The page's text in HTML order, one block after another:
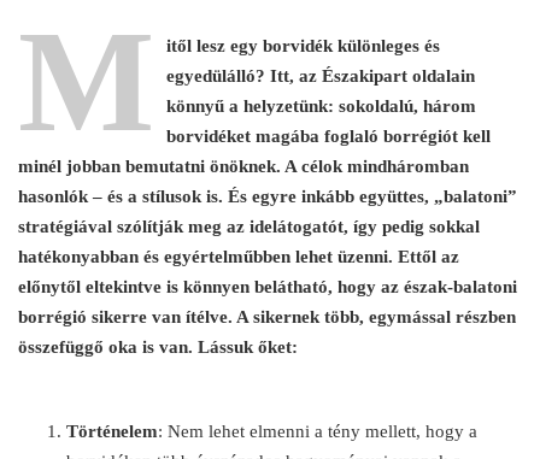
M
itől lesz egy borvidék különleges és
egyedülálló? Itt, az Északipart oldalain
könnyű a helyzetünk: sokoldalú, három
borvidéket magába foglaló borrégiót kell
minél jobban bemutatni önöknek. A célok mindháromban
hasonlók – és a stílusok is. És egyre inkább együttes, „balatoni”
stratégiával szólítják meg az idelátogatót, így pedig sokkal
hatékonyabban és egyértelműbben lehet üzenni. Ettől az
előnytől eltekintve is könnyen belátható, hogy az észak-balatoni
borrégió sikerre van ítélve. A sikernek több, egymással részben
összefüggő oka is van. Lássuk őket:
Történelem: Nem lehet elmenni a tény mellett, hogy a